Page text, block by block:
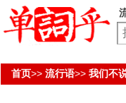
首页>> 流行语>> 我们不